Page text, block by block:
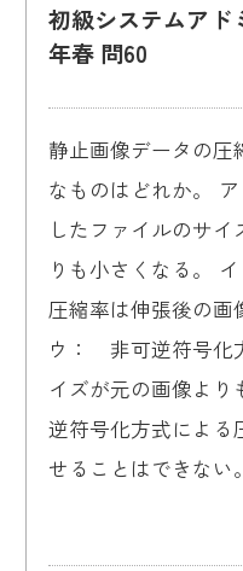
初級システムアド
年春 問60
静止画像データの圧
なものはどれか。
したファイルのサ
りも小さくなる。
圧縮率は伸張後の画
ウ： 非可逆符号化
イズが元の画像よ
逆符号化方式による
せることはできない。